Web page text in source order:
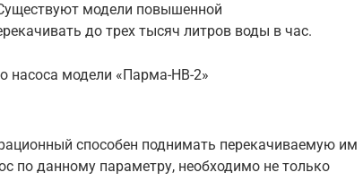
модели повышенной
до трех тысяч литров воды в час.
насоса модели «Парма-НВ-2»
способен поднимать перекачиваемую им
по данному параметру, необходимо не только